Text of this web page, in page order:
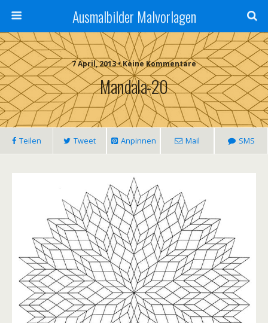
Ausmalbilder Malvorlagen
7 April, 2013 • Keine Kommentare
Mandala-20
Teilen Tweet Anpinnen Mail SMS